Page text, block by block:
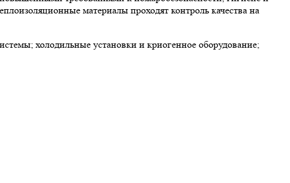
материалы проходят контроль качества на
холодильные установки и криогенное оборудование;